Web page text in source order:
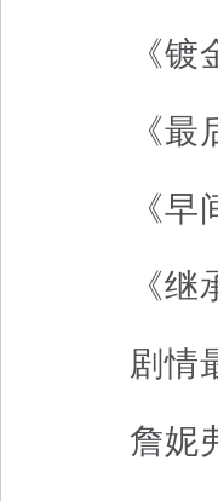
《镀金
《最后
《早间
《继承
剧情最
詹妮弗